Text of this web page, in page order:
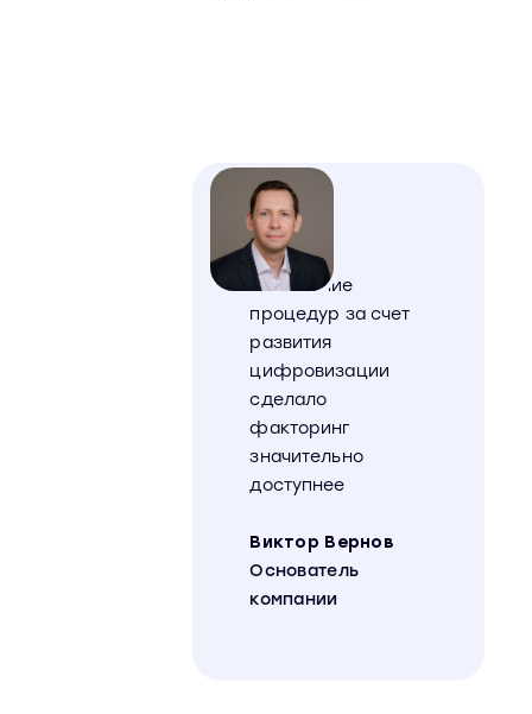
Упрощение
процедур за счет
развития
цифровизации
сделало
факторинг
значительно
доступнее
Виктор Вернов
Основатель
компании